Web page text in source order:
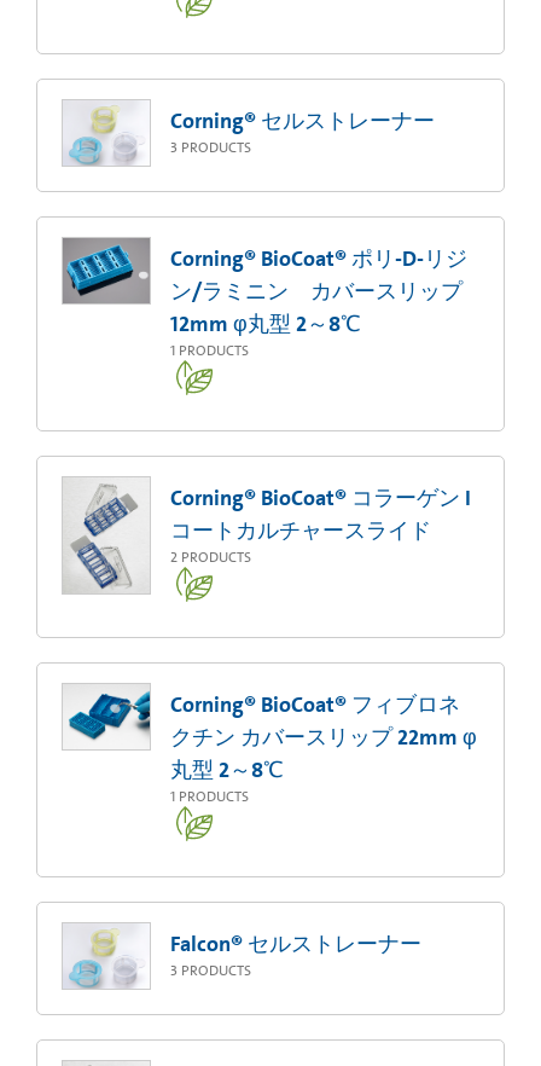
Corning® セルストレーナー
3 PRODUCTS
Corning® BioCoat® ポリ-D-リジ
ン/ラミニン カバースリップ
12mm φ丸型 2～8℃
1 PRODUCTS
Corning® BioCoat® コラーゲン I
コートカルチャースライド
2 PRODUCTS
Corning® BioCoat® フィブロネ
クチン カバースリップ 22mm φ
丸型 2～8℃
1 PRODUCTS
Falcon® セルストレーナー
3 PRODUCTS